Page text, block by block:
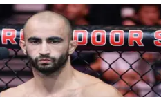
მთავარ პრომოუშენში
გამართოს.…